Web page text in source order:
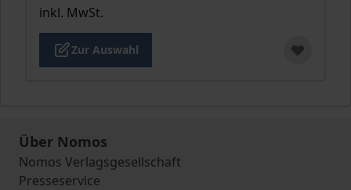
inkl. MwSt.
Zur Auswahl
Über Nomos
Nomos Verlagsgesellschaft
Presseservice